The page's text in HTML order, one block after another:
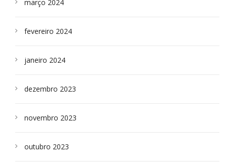
março 2024
fevereiro 2024
janeiro 2024
dezembro 2023
novembro 2023
outubro 2023